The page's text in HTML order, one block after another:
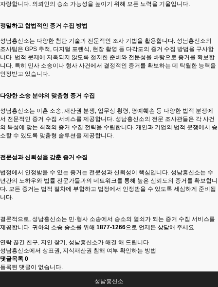
자랑합니다. 의뢰인의 승소 가능성을 높이기 위해 모든 노력을 기울입니다.
정밀하고 합법적인 증거 수집 방법
성남흥신소는 다양한 첨단 기술과 전문적인 조사 기법을 활용합니다. 성남흥신소의
조사팀은 GPS 추적, 디지털 포렌식, 현장 촬영 등 다각도의 증거 수집 방법을 구사합
니다. 법적 문제에 저촉되지 않도록 철저한 준비와 전문성을 바탕으로 증거를 확보합
니다. 특히 민사 소송이나 형사 사건에서 결정적인 증거를 확보하는 데 탁월한 능력을
인정받고 있습니다.
다양한 소송 분야의 맞춤형 증거 수집
성남흥신소는 이혼 소송, 재산권 분쟁, 업무상 횡령, 명예훼손 등 다양한 법적 분쟁에
서 전문적인 증거 수집 서비스를 제공합니다. 성남흥신소의 전문 조사관들은 각 사건
의 특성에 맞는 최적의 증거 수집 전략을 수립합니다. 개인과 기업의 법적 분쟁에서 승
소할 수 있도록 맞춤형 솔루션을 제공합니다.
전문성과 신뢰성을 갖춘 증거 수집
법정에서 인정받을 수 있는 증거는 전문성과 신뢰성이 핵심입니다. 성남흥신소는 수
년간의 노하우와 법률 전문가들과의 네트워크를 통해 높은 신뢰도의 증거를 확보합니
다. 모든 증거는 법적 절차에 부합하고 법정에서 인정받을 수 있도록 세심하게 준비됩
니다.
결론적으로, 성남흥신소는 민·형사 소송에서 승소의 열쇠가 되는 증거 수집 서비스를
제공합니다. 귀하의 소송 승소를 위해 1877-1266으로 언제든 상담해 주세요.
연락 끊긴 친구, 지인 찾기, 성남흥신소가 해결 해 드립니다.
성남흥신소에서 상표권, 지식재산권 침해 여부 확인하는 방법
댓글목록 0
등록된 댓글이 없습니다.
성남흥신소